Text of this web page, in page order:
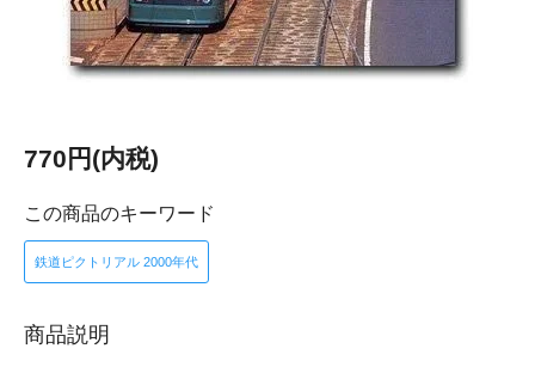
770円(内税)
この商品のキーワード
鉄道ピクトリアル 2000年代
商品説明